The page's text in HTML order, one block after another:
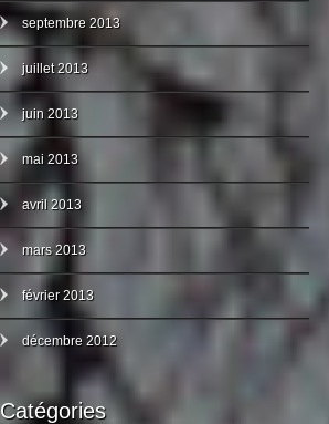
septembre 2013
juillet 2013
juin 2013
mai 2013
avril 2013
mars 2013
février 2013
décembre 2012
Catégories